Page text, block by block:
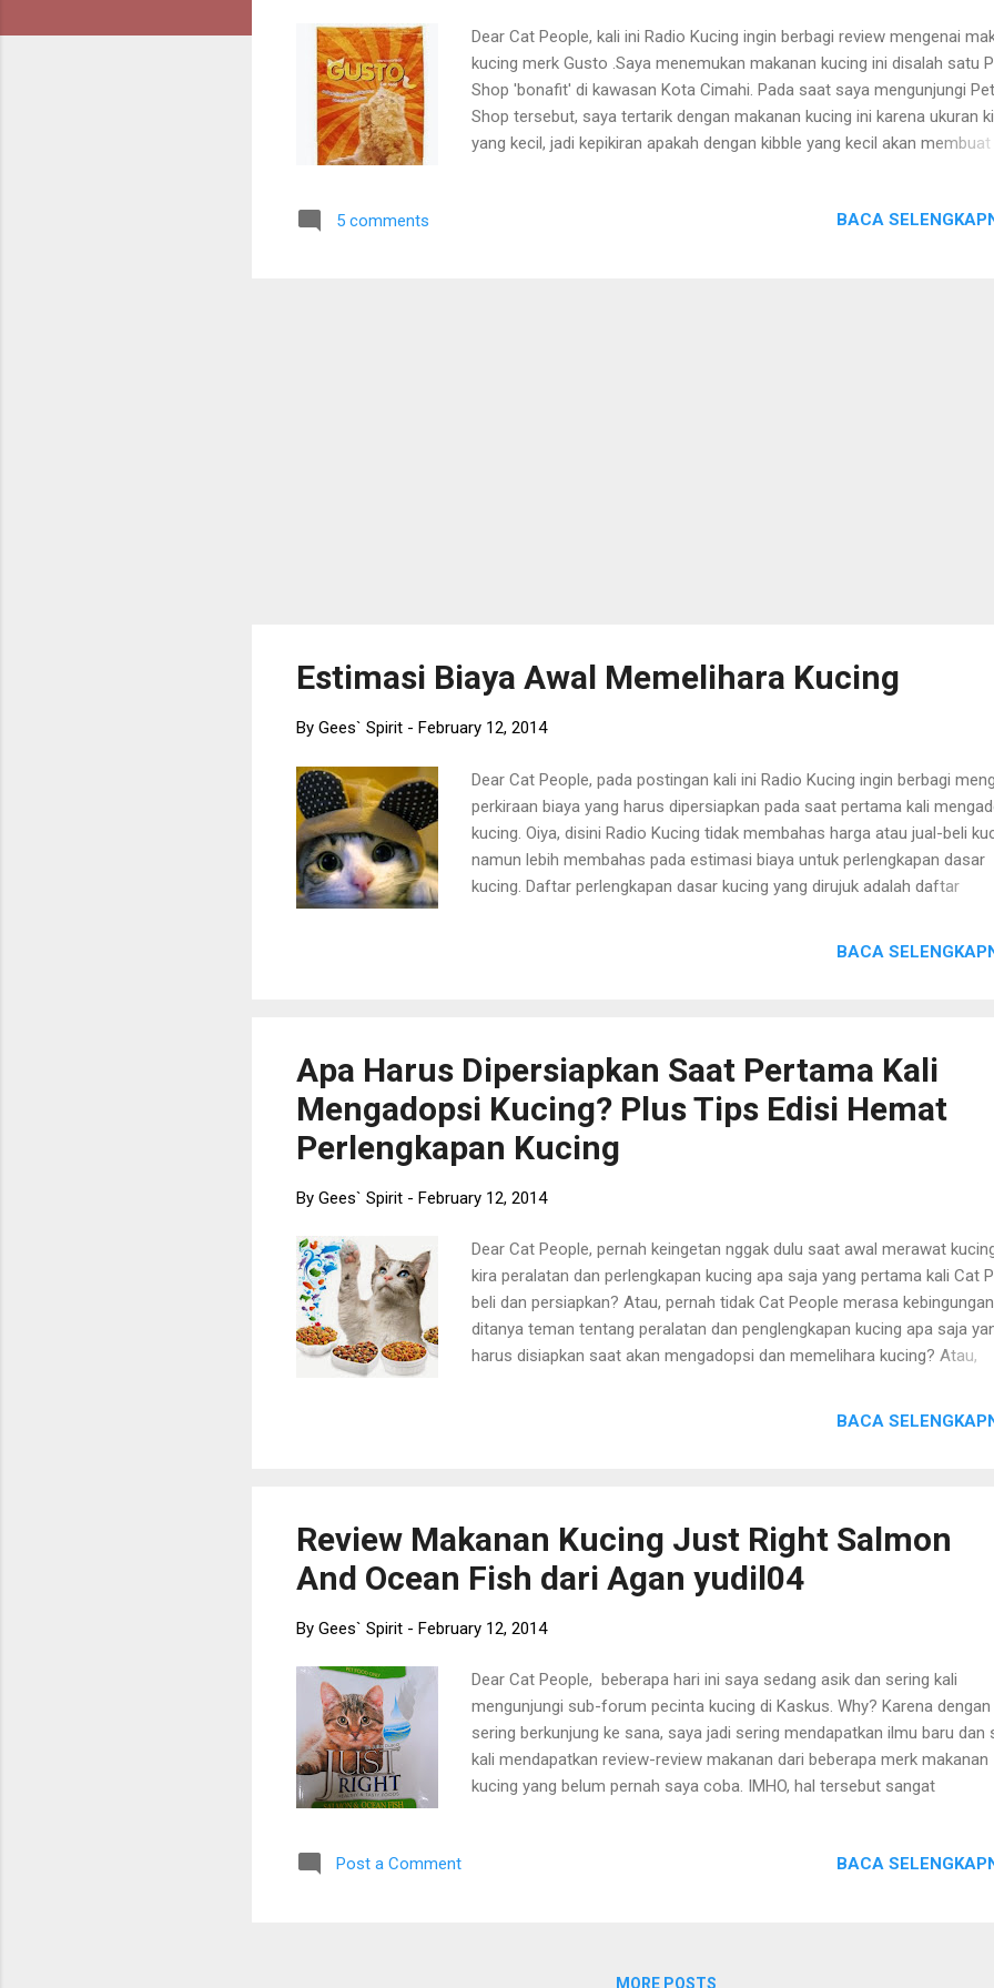
Dear Cat People, kali ini Radio Kucing ingin berbagi review mengenai
kucing merk Gusto .Saya menemukan makanan kucing ini disalah satu
Shop 'bonafit' di kawasan Kota Cimahi. Pada saat saya mengunjungi Pet
Shop tersebut, saya tertarik dengan makanan kucing ini karena ukuran
yang kecil, jadi kepikiran apakah dengan kibble yang kecil akan membuat
Produk Sumber : disini Pada saat saya membeli makanan kucing Gusto
5 comments BACA
Estimasi Biaya Awal Memelihara Kucing
By Gees` Spirit - February 12, 2014
Dear Cat People, pada postingan kali ini Radio Kucing ingin berbagi
perkiraan biaya yang harus dipersiapkan pada saat pertama kali
kucing. Oiya, disini Radio Kucing tidak membahas harga atau jual-beli
namun lebih membahas pada estimasi biaya untuk perlengkapan dasar
kucing. Daftar perlengkapan dasar kucing yang dirujuk adalah daftar
60rb/kg, bahkan yang kulitasnya super-duper-yahud dengan kandunga
sekitar 80% ke atas harganya bisa sampai 150rb - 200rb/kg. *Untuk Cat
People yang membutuhkan makanan kucing de...
BACA
Apa Harus Dipersiapkan Saat Pertama Kali
Mengadopsi Kucing? Plus Tips Edisi Hemat
Perlengkapan Kucing
By Gees` Spirit - February 12, 2014
Dear Cat People, pernah keingetan nggak dulu saat awal merawat
kira peralatan dan perlengkapan kucing apa saja yang pertama kali Cat
beli dan persiapkan? Atau, pernah tidak Cat People merasa
ditanya teman tentang peralatan dan penglengkapan kucing apa saja
harus disiapkan saat akan mengadopsi dan memelihara kucing? Atau,
yang harus di penuhi oleh si Pemilik kucing, antara lain : Makananan
Litter Box Cat Litter Serokan Tempat Makan dan Minum Sampo Kucing
Handuk, Waslap, dan Sikat Kucing Keranjan...
BACA
Review Makanan Kucing Just Right Salmon
And Ocean Fish dari Agan yudil04
By Gees` Spirit - February 12, 2014
Dear Cat People, beberapa hari ini saya sedang asik dan sering kali
mengunjungi sub-forum pecinta kucing di Kaskus. Why? Karena dengan
sering berkunjung ke sana, saya jadi sering mendapatkan ilmu baru dan
kali mendapatkan review-review makanan dari beberapa merk makanan
kucing yang belum pernah saya coba. IMHO, hal tersebut sangat
makanan kucing, dan bahkan dapat juga rekomendasi toko yang
terkenal di Bandung, namun saya urung membelinya karena pada saat
Post a Comment BACA
MORE POSTS